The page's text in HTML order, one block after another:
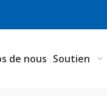
de nous Soutien